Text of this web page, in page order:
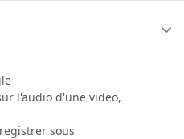
l'audio d'une video,
sous